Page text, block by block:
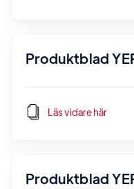
Produktblad
Läs vidare här
Produktblad